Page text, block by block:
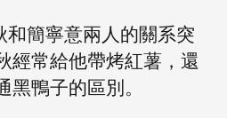
簡寧意兩人的關系突
經常給他帶烤紅薯，還
鴨子的區別。